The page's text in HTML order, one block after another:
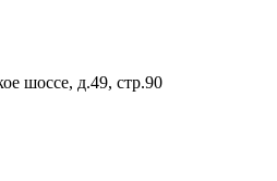
шоссе, д.49, стр.90